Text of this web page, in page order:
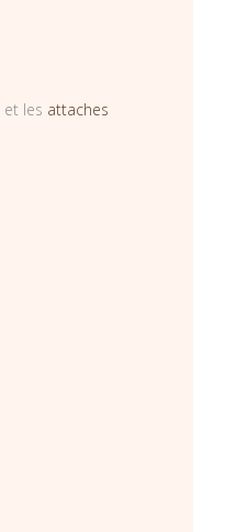
et les attaches